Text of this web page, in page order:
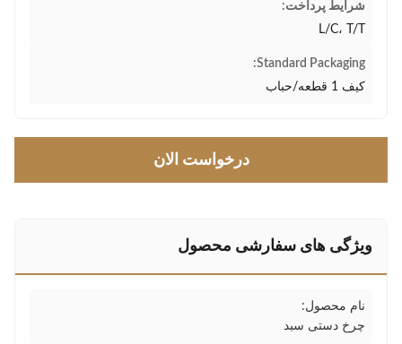
شرایط پرداخت:
L/C، T/T
Standard Packaging:
کیف 1 قطعه/حباب
درخواست الان
ویژگی های سفارشی محصول
نام محصول:
چرخ دستی سبد